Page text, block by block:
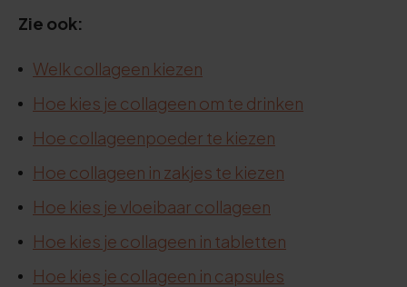
Zie ook:
Welk collageen kiezen
Hoe kies je collageen om te drinken
Hoe collageenpoeder te kiezen
Hoe collageen in zakjes te kiezen
Hoe kies je vloeibaar collageen
Hoe kies je collageen in tabletten
Hoe kies je collageen in capsules